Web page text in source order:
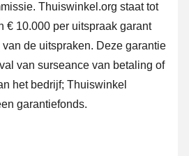
Thuiswinkel.org staat tot
€ 10.000 per uitspraak garant
de uitspraken. Deze garantie
van surseance van betaling of
het bedrijf; Thuiswinkel
garantiefonds.